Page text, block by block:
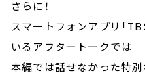
さらに！
スマートフォンアプリ「
いるアフタートークでは
本編では話せなかった特別